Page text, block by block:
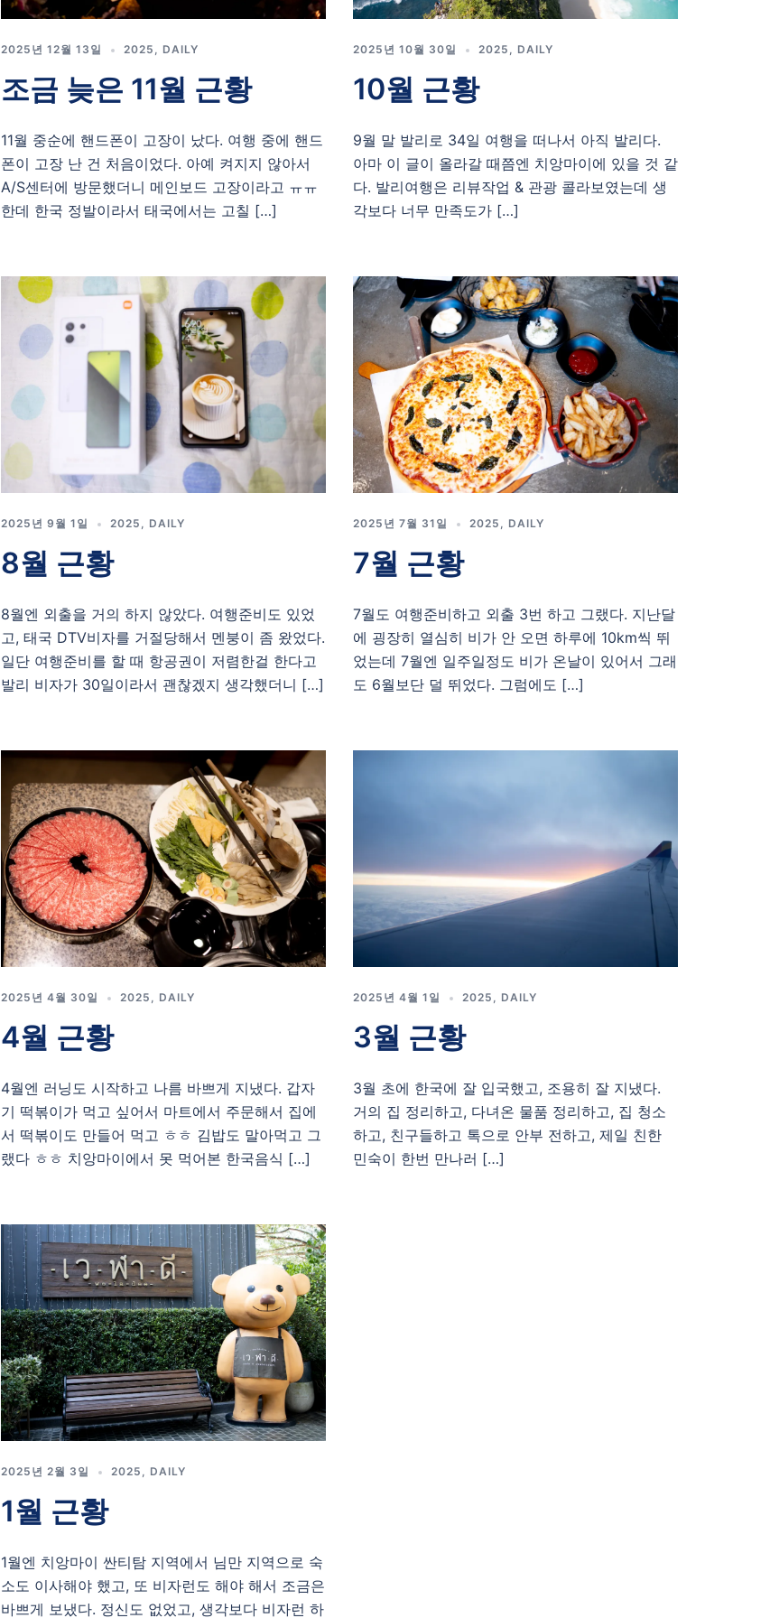
2025년 12월 13일 2025 , DAILY
조금 늦은 11월 근황
11월 중순에 핸드폰이 고장이 났다. 여행 중에 핸드
폰이 고장 난 건 처음이었다. 아예 켜지지 않아서
A/S센터에 방문했더니 메인보드 고장이라고 ㅠㅠ
한데 한국 정발이라서 태국에서는 고칠 […]
2025년 10월 30일 2025 , DAILY
10월 근황
9월 말 발리로 34일 여행을 떠나서 아직 발리다.
아마 이 글이 올라갈 때쯤엔 치앙마이에 있을 것 같
다. 발리여행은 리뷰작업 & 관광 콜라보였는데 생
각보다 너무 만족도가 […]
2025년 9월 1일 2025 , DAILY
8월 근황
8월엔 외출을 거의 하지 않았다. 여행준비도 있었
고, 태국 DTV비자를 거절당해서 멘붕이 좀 왔었다.
일단 여행준비를 할 때 항공권이 저렴한걸 한다고
발리 비자가 30일이라서 괜찮겠지 생각했더니 […]
2025년 7월 31일 2025 , DAILY
7월 근황
7월도 여행준비하고 외출 3번 하고 그랬다. 지난달
에 굉장히 열심히 비가 안 오면 하루에 10km씩 뛰
었는데 7월엔 일주일정도 비가 온날이 있어서 그래
도 6월보단 덜 뛰었다. 그럼에도 […]
2025년 4월 30일 2025 , DAILY
4월 근황
4월엔 러닝도 시작하고 나름 바쁘게 지냈다. 갑자
기 떡볶이가 먹고 싶어서 마트에서 주문해서 집에
서 떡볶이도 만들어 먹고 ㅎㅎ 김밥도 말아먹고 그
랬다 ㅎㅎ 치앙마이에서 못 먹어본 한국음식 […]
2025년 4월 1일 2025 DAILY
3월 근황
3월 초에 한국에 잘 입국했고, 조용히 잘 지냈다.
거의 집 정리하고, 다녀온 물품 정리하고, 집 청소
하고, 친구들하고 톡으로 안부 전하고, 제일 친한
민숙이 한번 만나러 […]
2025년 2월 3일 2025 , DAILY
1월 근황
1월엔 치앙마이 싼티탐 지역에서 님만 지역으로 숙
소도 이사해야 했고, 또 비자런도 해야 해서 조금은
바쁘게 보냈다. 정신도 없었고, 생각보다 비자런 하